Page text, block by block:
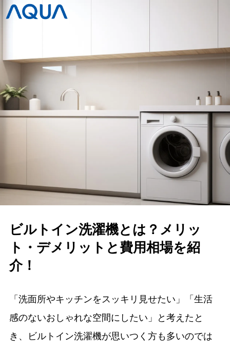
ビルトイン洗濯機とは？メリッ
ト・デメリットと費用相場を紹
介！
「洗面所やキッチンをスッキリ見せたい」「生活
感のないおしゃれな空間にしたい」と考えたと
き、ビルトイン洗濯機が思いつく方も多いのでは